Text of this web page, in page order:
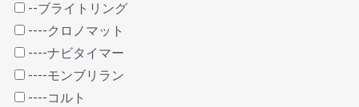
--ブライトリング
----クロノマット
----ナビタイマー
----モンブリラン
----コルト